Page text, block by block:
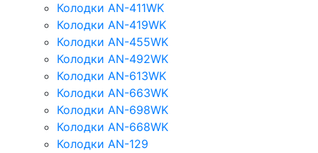
Колодки AN-411WK
Колодки AN-419WK
Колодки AN-455WK
Колодки AN-492WK
Колодки AN-613WK
Колодки AN-663WK
Колодки AN-698WK
Колодки AN-668WK
Колодки AN-129